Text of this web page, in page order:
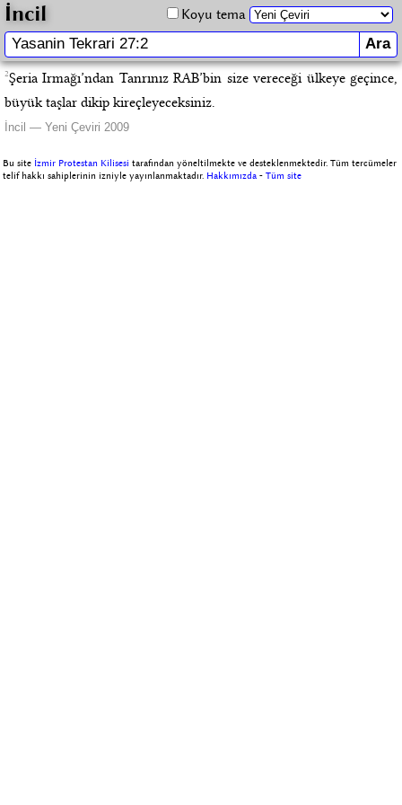
İncil Koyu tema
2Şeria Irmağı’ndan Tanrınız RAB’bin size vereceği ülkeye geçince,
büyük taşlar dikip kireçleyeceksiniz.
İncil — Yeni Çeviri 2009
Bu site İzmir Protestan Kilisesi tarafından yöneltilmekte ve desteklenmektedir. Tüm tercümeler
telif hakkı sahiplerinin izniyle yayınlanmaktadır. Hakkımızda -Tüm site